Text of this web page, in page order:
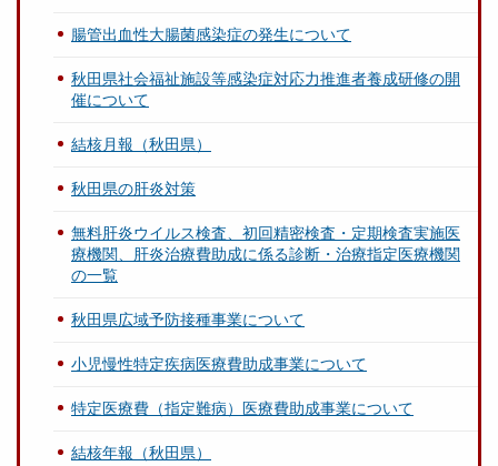
腸管出血性大腸菌感染症の発生について
秋田県社会福祉施設等感染症対応力推進者養成研修の開
催について
結核月報（秋田県）
秋田県の肝炎対策
無料肝炎ウイルス検査、初回精密検査・定期検査実施医
療機関、肝炎治療費助成に係る診断・治療指定医療機関
の一覧
秋田県広域予防接種事業について
小児慢性特定疾病医療費助成事業について
特定医療費（指定難病）医療費助成事業について
結核年報（秋田県）